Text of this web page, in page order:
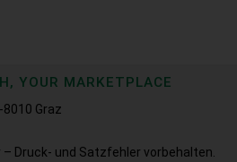
YOUR MARKETPLACE
Graz
– Druck- und Satzfehler vorbehalten.